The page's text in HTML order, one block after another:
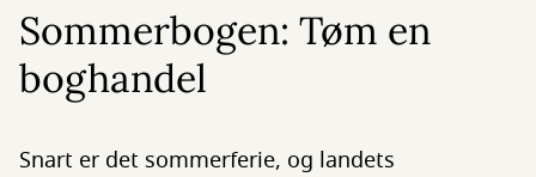
Sommerbogen: Tøm en
boghandel
Snart er det sommerferie, og landets